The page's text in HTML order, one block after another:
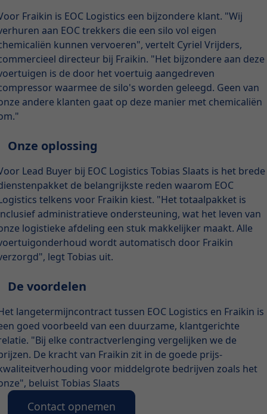
Fraikin is EOC Logistics een bijzondere klant. "Wij
aan EOC trekkers die een silo vol eigen
kunnen vervoeren", vertelt Cyriel Vrijders,
directeur bij Fraikin. "Het bijzondere aan deze
is de door het voertuig aangedreven
waarmee de silo's worden geleegd. Geen van
andere klanten gaat op deze manier met chemicaliën
Onze oplossing
Lead Buyer bij EOC Logistics Tobias Slaats is het brede
de belangrijkste reden waarom EOC
telkens voor Fraikin kiest. "Het totaalpakket is
administratieve ondersteuning, wat het leven van
logistieke afdeling een stuk makkelijker maakt. Alle
wordt automatisch door Fraikin
legt Tobias uit.
De voordelen
langetermijncontract tussen EOC Logistics en Fraikin is
goed voorbeeld van een duurzame, klantgerichte
"Bij elke contractverlenging vergelijken we de
De kracht van Fraikin zit in de goede prijs-
voor middelgrote bedrijven zoals het
beluist Tobias Slaats
Contact opnemen